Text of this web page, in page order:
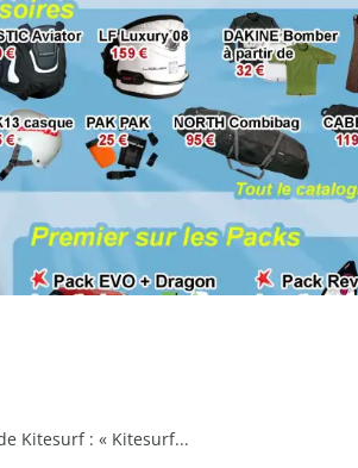
Kitesurf : « Kitesurf...